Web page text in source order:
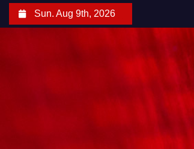
Sun. Aug 9th, 2026